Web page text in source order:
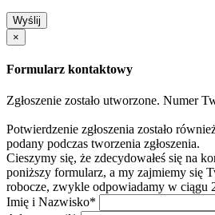
Wyślij
×
Formularz kontaktowy
Zgłoszenie zostało utworzone. Numer
Potwierdzenie zgłoszenia zostało
podany podczas tworzenia zgłoszenia.
Cieszymy się, że zdecydowałeś się na
poniższy formularz, a my zajmiemy się
robocze, zwykle odpowiadamy w ciągu
Imię i Nazwisko*